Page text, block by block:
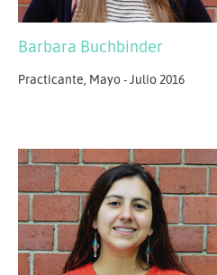
Barbara Buchbinder
Practicante, Mayo - Julio 2016